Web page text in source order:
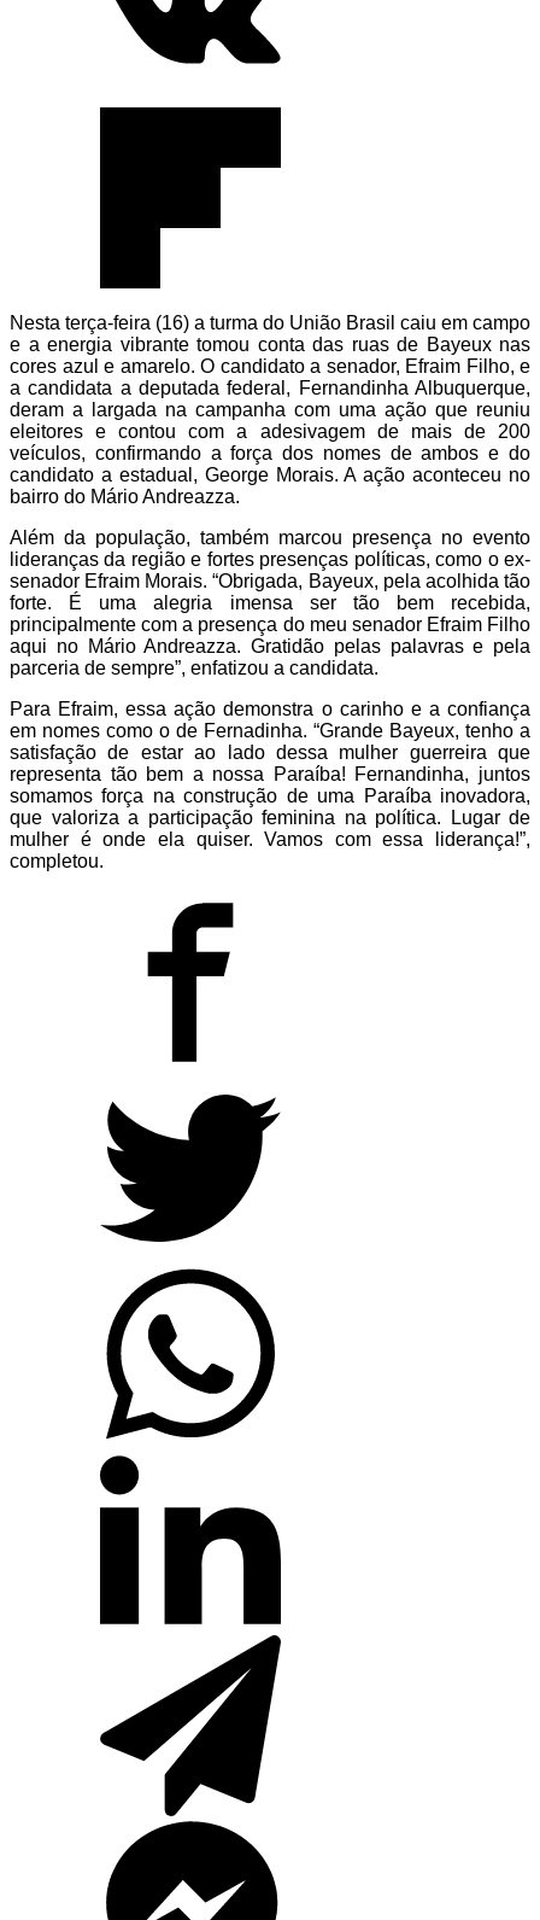
Nesta terça-feira (16) a turma do União Brasil caiu em campo
e a energia vibrante tomou conta das ruas de Bayeux nas
cores azul e amarelo. O candidato a senador, Efraim Filho, e
a candidata a deputada federal, Fernandinha Albuquerque,
deram a largada na campanha com uma ação que reuniu
eleitores e contou com a adesivagem de mais de 200
veículos, confirmando a força dos nomes de ambos e do
candidato a estadual, George Morais. A ação aconteceu no
bairro do Mário Andreazza.
Além da população, também marcou presença no evento
lideranças da região e fortes presenças políticas, como o ex-
senador Efraim Morais. “Obrigada, Bayeux, pela acolhida tão
forte. É uma alegria imensa ser tão bem recebida,
principalmente com a presença do meu senador Efraim Filho
aqui no Mário Andreazza. Gratidão pelas palavras e pela
parceria de sempre”, enfatizou a candidata.
Para Efraim, essa ação demonstra o carinho e a confiança
em nomes como o de Fernadinha. “Grande Bayeux, tenho a
satisfação de estar ao lado dessa mulher guerreira que
representa tão bem a nossa Paraíba! Fernandinha, juntos
somamos força na construção de uma Paraíba inovadora,
que valoriza a participação feminina na política. Lugar de
mulher é onde ela quiser. Vamos com essa liderança!”,
completou.